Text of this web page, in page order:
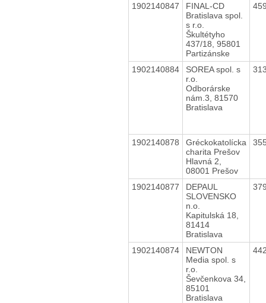
1902140847
FINAL-CD
Bratislava spol.
s r.o.
Škultétyho
437/18, 95801
Partizánske
1902140884
SOREA spol. s
r.o.
Odborárske
nám.3, 81570
Bratislava
1902140878
Gréckokatolícka
charita Prešov
Hlavná 2,
08001 Prešov
1902140877
DEPAUL
SLOVENSKO
n.o.
Kapitulská 18,
81414
Bratislava
1902140874
NEWTON
Media spol. s
r.o.
Ševčenkova 34,
85101
Bratislava